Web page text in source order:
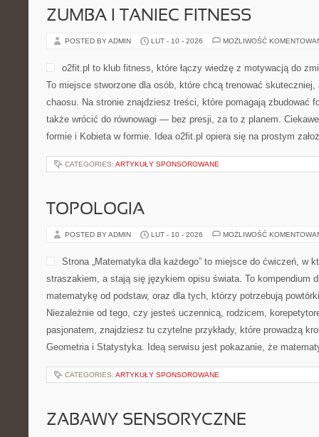
ZUMBA I TANIEC FITNESS
POSTED BY ADMIN LUT - 10 - 2026 MOŻLIWOŚĆ
o2fit.pl to klub fitness, które łączy wiedzę z motywacją do
To miejsce stworzone dla osób, które chcą trenować skuteczniej,
chaosu. Na stronie znajdziesz treści, które pomagają zbudować
także wrócić do równowagi — bez presji, za to z planem.
formie i Kobieta w formie. Idea o2fit.pl opiera się na prostym
CATEGORIES: ARTYKUŁY SPONSOROWANE
TOPOLOGIA
POSTED BY ADMIN LUT - 10 - 2026 MOŻLIWOŚĆ
Strona „Matematyka dla każdego” to miejsce do ćwiczeń, w
straszakiem, a stają się językiem opisu świata. To kompendium
matematykę od podstaw, oraz dla tych, którzy potrzebują
Niezależnie od tego, czy jesteś uczennicą, rodzicem,
pasjonatem, znajdziesz tu czytelne przykłady, które prowadzą
Geometria i Statystyka. Ideą serwisu jest pokazanie, że
CATEGORIES: ARTYKUŁY SPONSOROWANE
ZABAWY SENSORYCZNE